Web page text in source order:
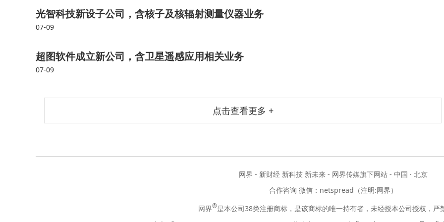
光智科技新设子公司，含核子及核辐射测量仪器业务
07-09
超图软件成立新公司，含卫星遥感应用相关业务
07-09
点击查看更多 +
网界 - 新财经 新科技 新未来 - 网界传媒旗下网站 - 中国 · 北京
合作咨询 微信：netspread（注明:网界）
网界®是本公司38类注册商标，是该商标的唯一持有者，未经授本公司授权，严